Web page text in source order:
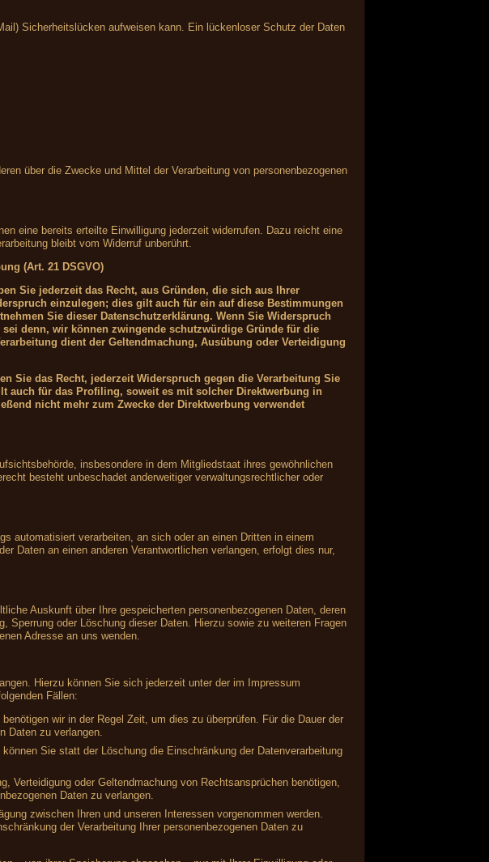
Sicherheitslücken aufweisen kann. Ein lückenloser Schutz der Daten
über die Zwecke und Mittel der Verarbeitung von personenbezogenen
eine bereits erteilte Einwilligung jederzeit widerrufen. Dazu reicht eine
bleibt vom Widerruf unberührt.
(Art. 21 DSGVO)
Sie jederzeit das Recht, aus Gründen, die sich aus Ihrer
einzulegen; dies gilt auch für ein auf diese Bestimmungen
Sie dieser Datenschutzerklärung. Wenn Sie Widerspruch
denn, wir können zwingende schutzwürdige Gründe für die
dient der Geltendmachung, Ausübung oder Verteidigung
Sie das Recht, jederzeit Widerspruch gegen die Verarbeitung Sie
auch für das Profiling, soweit es mit solcher Direktwerbung in
nicht mehr zum Zwecke der Direktwerbung verwendet
insbesondere in dem Mitgliedstaat ihres gewöhnlichen
besteht unbeschadet anderweitiger verwaltungsrechtlicher oder
automatisiert verarbeiten, an sich oder an einen Dritten in einem
Daten an einen anderen Verantwortlichen verlangen, erfolgt dies nur,
Auskunft über Ihre gespeicherten personenbezogenen Daten, deren
Sperrung oder Löschung dieser Daten. Hierzu sowie zu weiteren Fragen
Adresse an uns wenden.
Hierzu können Sie sich jederzeit unter der im Impressum
Fällen:
wir in der Regel Zeit, um dies zu überprüfen. Für die Dauer der
Daten zu verlangen.
Sie statt der Löschung die Einschränkung der Datenverarbeitung
Verteidigung oder Geltendmachung von Rechtsansprüchen benötigen,
Daten zu verlangen.
zwischen Ihren und unseren Interessen vorgenommen werden.
der Verarbeitung Ihrer personenbezogenen Daten zu